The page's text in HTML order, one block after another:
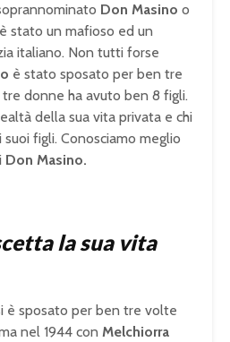
oprannominato Don Masino o
stato un mafioso ed un
italiano. Non tutti forse
è stato sposato per ben tre
donne ha avuto ben 8 figli.
della sua vita privata e chi
figli. Conosciamo meglio
Don Masino.
la sua vita
è sposato per ben tre volte
nel 1944 con Melchiorra